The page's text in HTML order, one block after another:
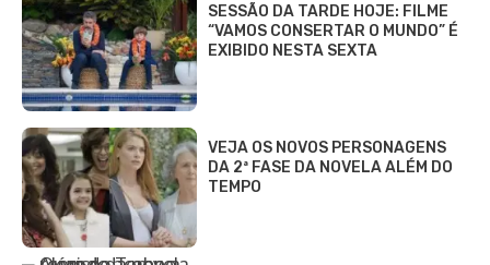
SESSÃO DA TARDE HOJE: FILME
“VAMOS CONSERTAR O MUNDO” É
EXIBIDO NESTA SEXTA
VEJA OS NOVOS PERSONAGENS
DA 2ª FASE DA NOVELA ALÉM DO
TEMPO